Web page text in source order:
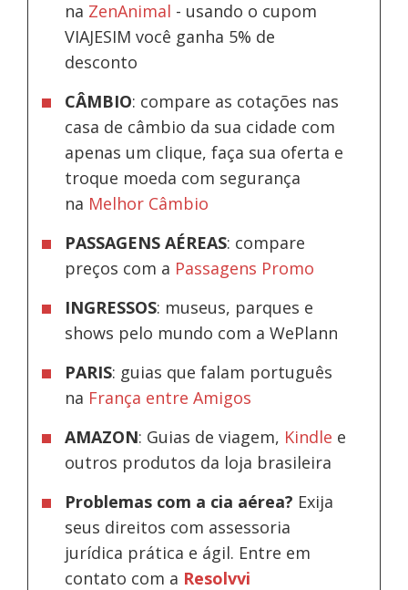
na ZenAnimal - usando o cupom
VIAJESIM você ganha 5% de
desconto
CÂMBIO: compare as cotações nas
casa de câmbio da sua cidade com
apenas um clique, faça sua oferta e
troque moeda com segurança
na Melhor Câmbio
PASSAGENS AÉREAS: compare
preços com a Passagens Promo
INGRESSOS: museus, parques e
shows pelo mundo com a WePlann
PARIS: guias que falam português
na França entre Amigos
AMAZON: Guias de viagem, Kindle e
outros produtos da loja brasileira
Problemas com a cia aérea? Exija
seus direitos com assessoria
jurídica prática e ágil. Entre em
contato com a Resolvvi